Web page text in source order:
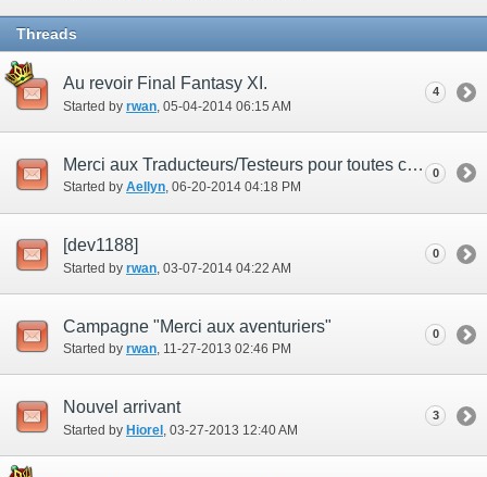
Threads
Au revoir Final Fantasy XI.
Started by rwan‎, 05-04-2014 06:15 AM
4
Merci aux Traducteurs/Testeurs pour toutes ces années :)
Started by Aellyn‎, 06-20-2014 04:18 PM
0
[dev1188]
Started by rwan ‎, 03-07-2014 04:22 AM
0
Campagne "Merci aux aventuriers"
Started by rwan‎, 11-27-2013 02:46 PM
0
Nouvel arrivant
Started by Hiorel ‎, 03-27-2013 12:40 AM
3